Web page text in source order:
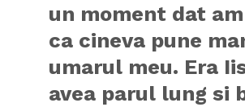
un moment dat
ca cineva pune
umarul meu. Era
avea parul lung si